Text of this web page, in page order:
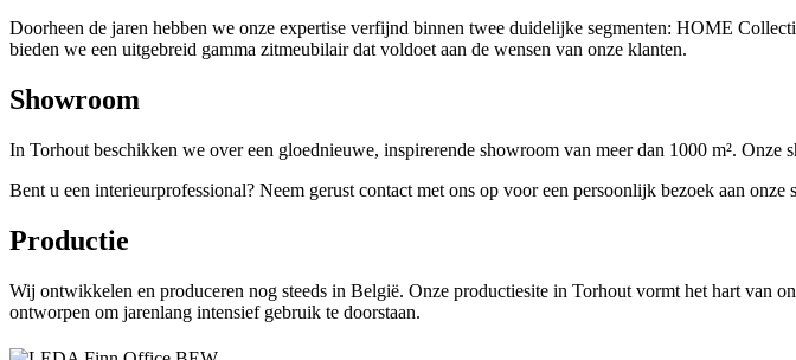
Doorheen de jaren hebben we onze expertise verfijnd binnen twee duidelijke segmenten: HOME
bieden we een uitgebreid gamma zitmeubilair dat voldoet aan de wensen van onze klanten.
Showroom
In Torhout beschikken we over een gloednieuwe, inspirerende showroom van meer dan 1000 m².
Bent u een interieurprofessional? Neem gerust contact met ons op voor een persoonlijk bezoek aan onze
Productie
Wij ontwikkelen en produceren nog steeds in België. Onze productiesite in Torhout vormt het hart van
ontworpen om jarenlang intensief gebruik te doorstaan.